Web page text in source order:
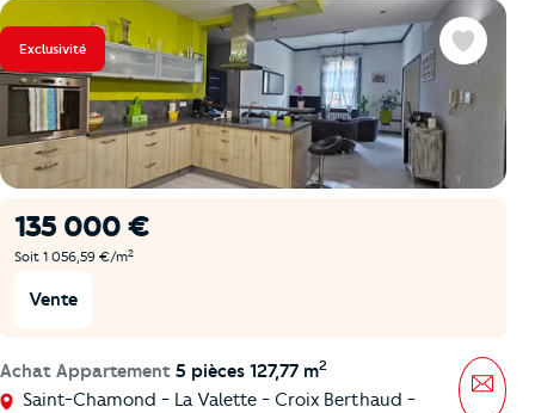
Exclusivité
135 000 €
Soit 1 056,59 €/m2
Vente
Achat Appartement 5 pièces 127,77 m2
Saint-Chamond - La Valette - Croix Berthaud -
Favoris